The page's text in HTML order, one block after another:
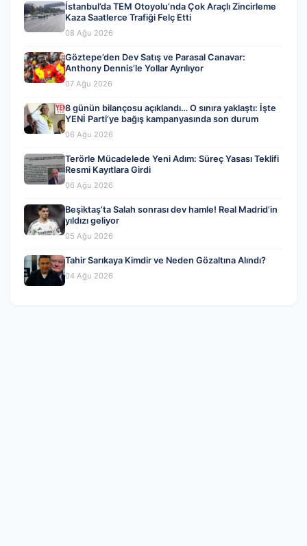
İstanbul’da TEM Otoyolu’nda Çok Araçlı Zincirleme
Kaza Saatlerce Trafiği Felç Etti
08 Ağu 2026
Göztepe’den Dev Satış ve Parasal Canavar:
Anthony Dennis’le Yollar Ayrılıyor
07 Ağu 2026
8 günün bilançosu açıklandı… O sınıra yaklaştı: İşte
YENİ Parti’ye bağış kampanyasında son durum
06 Ağu 2026
Terörle Mücadelede Yeni Adım: Süreç Yasası Teklifi
Resmi Kayıtlara Girdi
06 Ağu 2026
Beşiktaş’ta Salah sonrası dev hamle! Real Madrid’in
yıldızı geliyor
05 Ağu 2026
Tahir Sarıkaya Kimdir ve Neden Gözaltına Alındı?
04 Ağu 2026